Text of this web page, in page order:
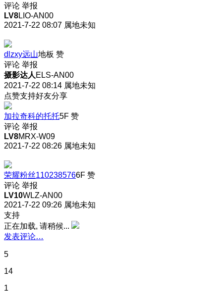
评论 举报
LV8LIO-AN00
2021-7-22 08:07 属地未知
dlzxy远山地板 赞
评论 举报
摄影达人 ELS-AN00
2021-7-22 08:14 属地未知
点赞支持好友分享
加拉奇科的托托5F 赞
评论 举报
LV8MRX-W09
2021-7-22 08:26 属地未知
荣耀粉丝1102385766F 赞
评论 举报
LV10WLZ-AN00
2021-7-22 09:26 属地未知
支持
正在加载, 请稍候...
发表评论…
5
14
1